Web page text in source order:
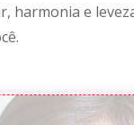
harmonia e